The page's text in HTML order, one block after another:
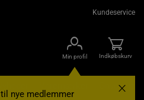
Kundeservice
Min profil
nye medlemmer
Indkøbskurv
Gavekort